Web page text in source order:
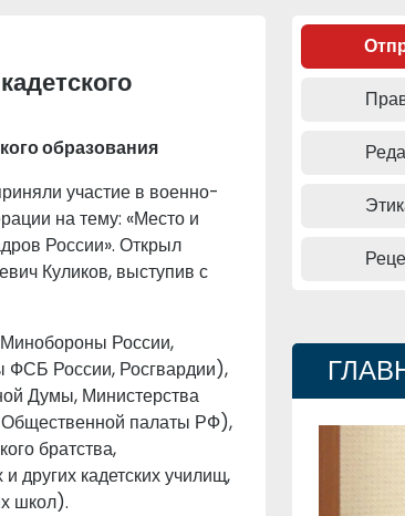
образования
участие в военно-
на тему: «Место и
России». Открыл
Куликов, выступив с
России,
ФСБ России, Росгвардии),
Думы, Министерства
палаты РФ),
братства,
других кадетских училищ,
школ).